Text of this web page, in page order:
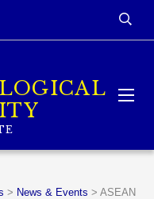
> News & Events > ASEAN